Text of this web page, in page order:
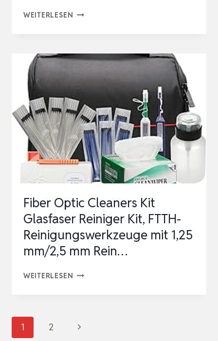
WEITERLESEN STIKKI
HANDY
KOPFHÖRER
–
PROFI
REINIGUNGSSET
INKL.
BÜRSTEN
&
Fiber Optic Cleaners Kit
Glasfaser Reiniger Kit, FTTH-
Reinigungswerkzeuge mit 1,25
mm/2,5 mm Rein…
WEITERLESEN FIBER
GLASFASER
Seitennavigation
1 2
Nächste